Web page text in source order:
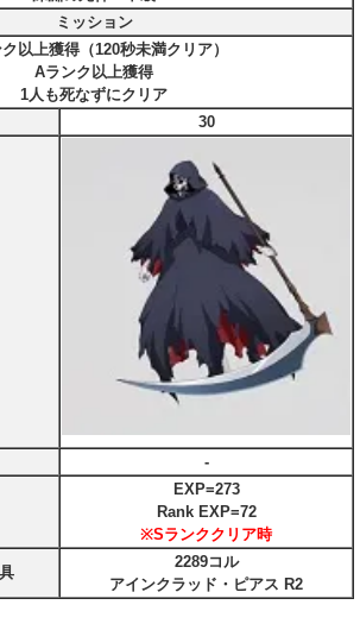
ミッション
以上獲得（120秒未満クリア）
Aランク以上獲得
1人も死なずにクリア
30
‐
EXP=273
Rank EXP=72
※Sランククリア時
2289コル
アインクラッド・ピアス R2